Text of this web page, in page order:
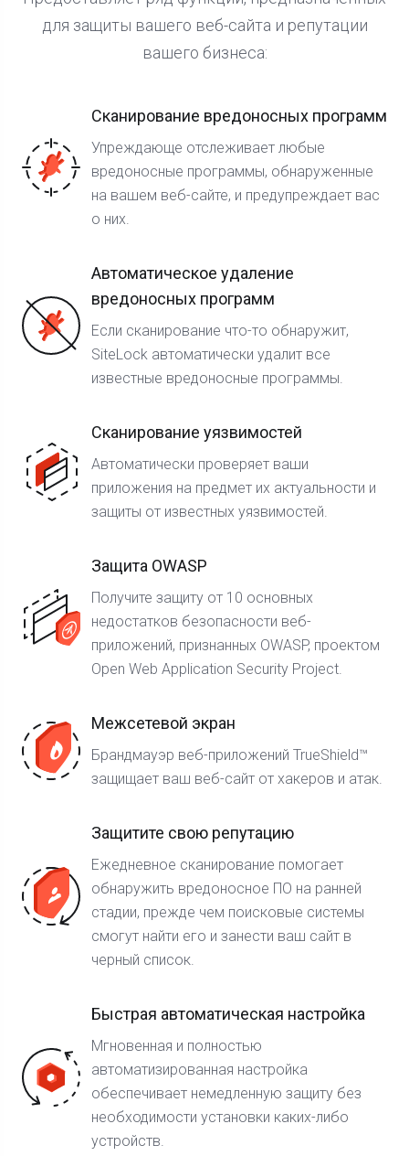
для защиты вашего веб-сайта и репутации
вашего бизнеса:
Сканирование вредоносных программ
Упреждающе отслеживает любые
вредоносные программы, обнаруженные
на вашем веб-сайте, и предупреждает вас
о них.
Автоматическое удаление
вредоносных программ
Если сканирование что-то обнаружит,
SiteLock автоматически удалит все
известные вредоносные программы.
Сканирование уязвимостей
Автоматически проверяет ваши
приложения на предмет их актуальности и
защиты от известных уязвимостей.
Защита OWASP
Получите защиту от 10 основных
недостатков безопасности веб-
приложений, признанных OWASP, проектом
Open Web Application Security Project.
Межсетевой экран
Брандмауэр веб-приложений TrueShield™
защищает ваш веб-сайт от хакеров и атак.
Защитите свою репутацию
Ежедневное сканирование помогает
обнаружить вредоносное ПО на ранней
стадии, прежде чем поисковые системы
смогут найти его и занести ваш сайт в
черный список.
Быстрая автоматическая настройка
Мгновенная и полностью
автоматизированная настройка
обеспечивает немедленную защиту без
необходимости установки каких-либо
устройств.